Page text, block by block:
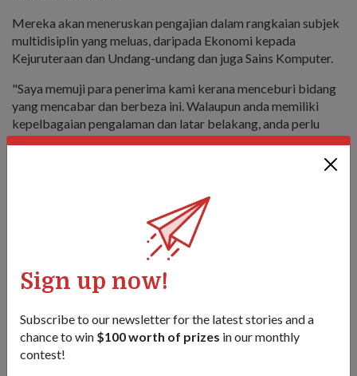
Sign up now!
Subscribe to our newsletter for the latest stories and a
chance to win $100 worth of prizes in our monthly
contest!
Mereka akan meneruskan pengajian dalam rangkaian subjek
multidisiplin yang meluas, daripada Ekonomi kepada
Kejuruteraan dan Undang-undang dan juga Sains Komputer.
"Saya memuji para penerima kami kerana menceburi bidang
yang mencabar dan berbeza ini. Walaupun anda memiliki
kepelbagaian pengalaman dan latar belakang, anda perlu
berazam secara kolektif untuk memajukan MINDEF
Teknologi Pertahanan) dan DSO (Makmal Kebangsaan DSO)
dengan sedaya upaya anda" katanya.